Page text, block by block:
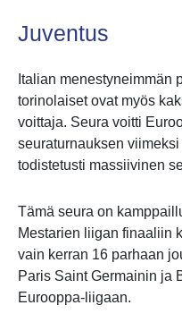
Juventus
Italian menestyneimmän
torinolaiset ovat myös
voittaja. Seura voitti
seuraturnauksen
todistetusti massiivinen
Tämä seura on
Mestarien liigan finaaliin
vain kerran 16 parhaan
Paris Saint Germainin ja
Eurooppa-liigaan.